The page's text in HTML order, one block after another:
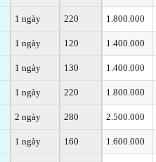
1 ngày 220 1.800.000
1 ngày 120 1.400.000
1 ngày 130 1.400.000
1 ngày 220 1.800.000
2 ngày 280 2.500.000
1 ngày 160 1.600.000